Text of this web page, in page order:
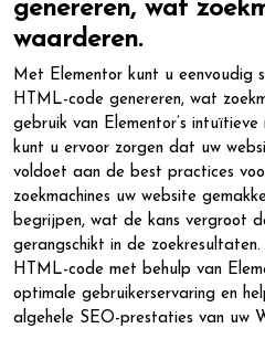
genereren, wat
waarderen.
Met Elementor kunt u eenvoudig
HTML-code genereren, wat
gebruik van Elementor’s
kunt u ervoor zorgen dat uw
voldoet aan de best practices
zoekmachines uw website
begrijpen, wat de kans vergroot
gerangschikt in de
HTML-code met behulp van
optimale gebruikerservaring en
algehele SEO-prestaties van uw